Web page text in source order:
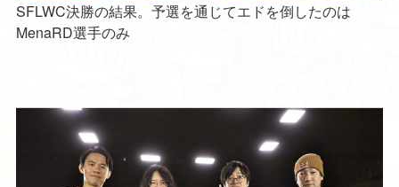
SFLWC決勝の結果。予選を通じてエドを倒したのは
MenaRD選手のみ